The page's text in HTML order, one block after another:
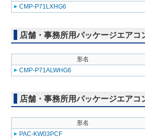
CMP-P71LXHG6
店舗・事務所用パッケージエア
形名
CMP-P71ALWHG6
店舗・事務所用パッケージエア
形名
PAC-KW03PCF